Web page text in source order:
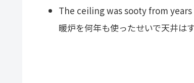
The ceiling was sooty from
暖炉を何年も使ったせいで天井は